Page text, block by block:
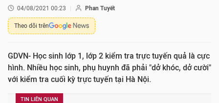
04/08/2021 00:23 Phan Tuyết
Theo dõi trên
GDVN- Học sinh lớp 1, lớp 2 kiểm tra trực tuyến quả là cực
hình. Nhiều học sinh, phụ huynh đã phải "dở khóc, dở cười"
với kiểm tra cuối kỳ trực tuyến tại Hà Nội.
TIN LIÊN QUAN